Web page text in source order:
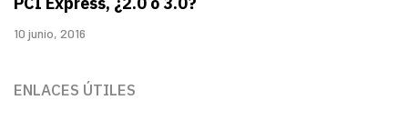
10 junio, 2016
ENLACES ÚTILES